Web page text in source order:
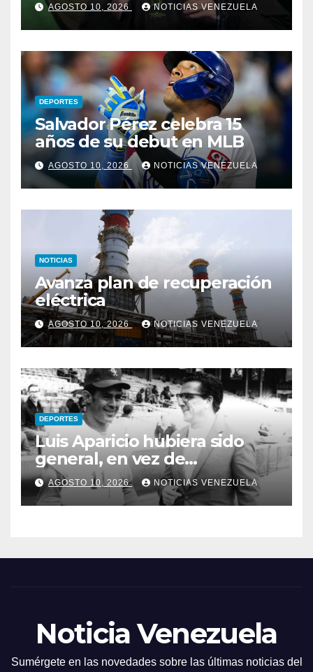
AGOSTO 10, 2026 NOTICIAS VENEZUELA
DEPORTES
Salvador Pérez celebra 15
años de su debut en MLB
AGOSTO 10, 2026 NOTICIAS VENEZUELA
NOTICIAS
Avanza plan de recuperación
eléctrica
AGOSTO 10, 2026 NOTICIAS VENEZUELA
DEPORTES
Luis Aparicio hubiera sido
general, en vez de
bigleaguer de tres equipos
AGOSTO 10, 2026 NOTICIAS VENEZUELA
Noticia Venezuela
Sumérgete en las novedades sobre las últimas noticias del